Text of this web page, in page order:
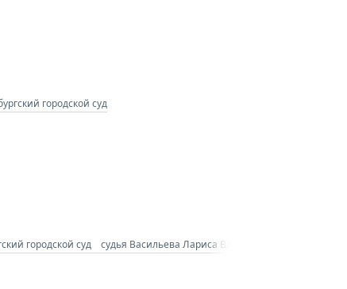
городской суд
городской суд судья Васильева Лариса Владимировна